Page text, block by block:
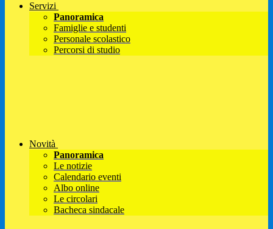
Servizi
Panoramica
Famiglie e studenti
Personale scolastico
Percorsi di studio
Novità
Panoramica
Le notizie
Calendario eventi
Albo online
Le circolari
Bacheca sindacale